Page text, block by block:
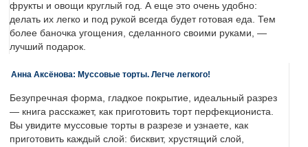
фрукты и овощи круглый год. А еще это очень удобно:
делать их легко и под рукой всегда будет готовая еда. Тем
более баночка угощения, сделанного своими руками, —
лучший подарок.
Анна Аксёнова: Муссовые торты. Легче легкого!
Безупречная форма, гладкое покрытие, идеальный разрез
— книга расскажет, как приготовить торт перфекциониста.
Вы увидите муссовые торты в разрезе и узнаете, как
приготовить каждый слой: бисквит, хрустящий слой,